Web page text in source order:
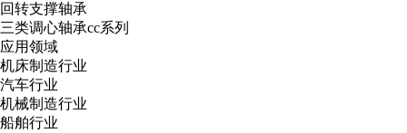
回转支撑轴承
三类调心轴承cc系列
应用领域
机床制造行业
汽车行业
机械制造行业
船舶行业